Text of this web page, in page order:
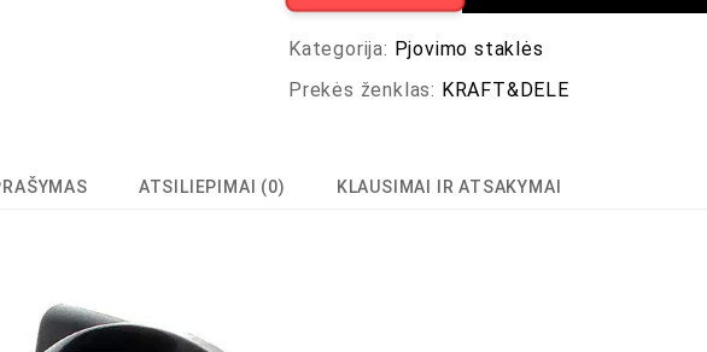
Kategorija: Pjovimo staklės
Prekės ženklas: KRAFT&DELE
ATSILIEPIMAI (0) KLAUSIMAI IR ATSAKYMAI